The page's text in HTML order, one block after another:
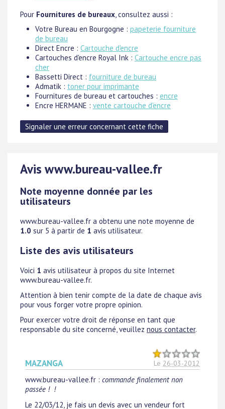
Pour Fournitures de bureaux, consultez aussi :
Votre Bureau en Bourgogne : papeterie fourniture
de bureau
Direct Encre : Cartouche d'encre
Cartouches d'encre Royal Ink : Cartouche encre pas
cher
Bassetti Direct : fourniture de bureau
Admatik : toner pour imprimante
Fournitures de bureau et cartouches : encre
Encre HERMANE : vente cartouche d'encre
Avis www.bureau-vallee.fr
Note moyenne donnée par les
utilisateurs
www.bureau-vallee.fr a obtenu une note moyenne de
1.0 sur 5 à partir de 1 avis utilisateur.
Liste des avis utilisateurs
Voici 1 avis utilisateur à propos du site Internet
www.bureau-vallee.fr.
Attention à bien tenir compte de la date de chaque avis
pour vous forger votre propre opinion.
Pour exercer votre droit de réponse en tant que
responsable du site concerné, veuillez nous contacter.
MAZANGA Le 26-03-2012
www.bureau-vallee.fr : commande finalement non
passée ! !
Le 22/03/12, je fais un devis avec un vendeur fort